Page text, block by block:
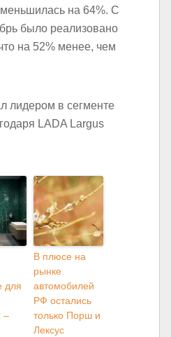
на 64%. С
было реализовано
на 52% менее, чем
для
–
В плюсе на
рынке
автомобилей
РФ остались
только Порш и
Лексус